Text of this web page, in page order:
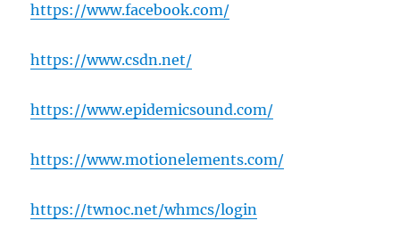
https://www.facebook.com/
https://www.csdn.net/
https://www.epidemicsound.com/
https://www.motionelements.com/
https://twnoc.net/whmcs/login